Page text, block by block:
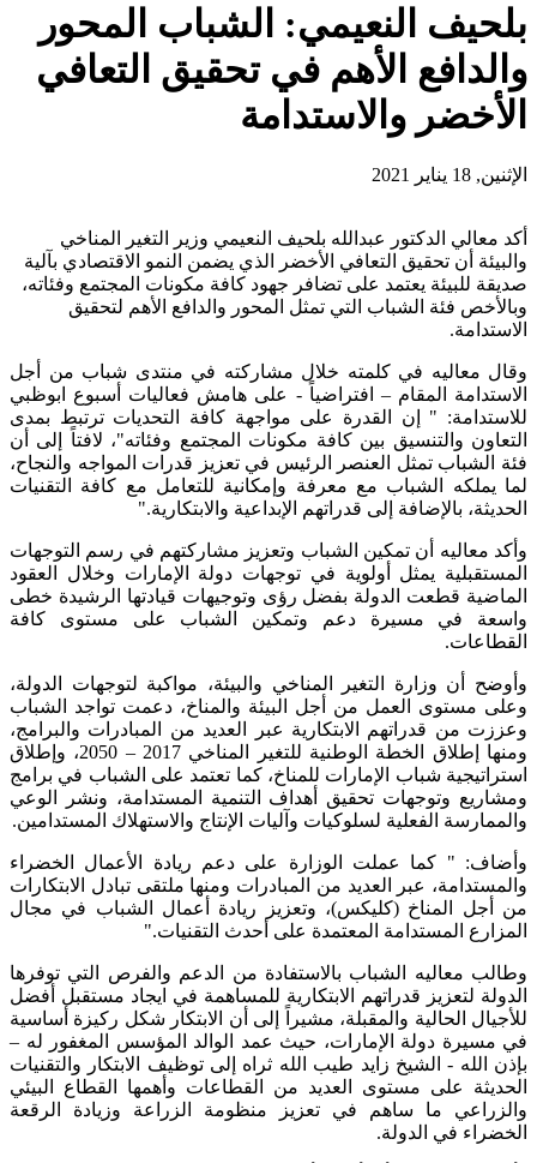
بلحيف النعيمي: الشباب المحور
والدافع الأهم في تحقيق التعافي
الأخضر والاستدامة
الإثنين, 18 يناير 2021
أكد معالي الدكتور عبدالله بلحيف النعيمي وزير التغير المناخي
والبيئة أن تحقيق التعافي الأخضر الذي يضمن النمو الاقتصادي بآلية
صديقة للبيئة يعتمد على تضافر جهود كافة مكونات المجتمع وفئاته،
وبالأخص فئة الشباب التي تمثل المحور والدافع الأهم لتحقيق
الاستدامة.
وقال معاليه في كلمته خلال مشاركته في منتدى شباب من أجل
الاستدامة المقام – افتراضياً - على هامش فعاليات أسبوع ابوظبي
للاستدامة: " إن القدرة على مواجهة كافة التحديات ترتبط بمدى
التعاون والتنسيق بين كافة مكونات المجتمع وفئاته"، لافتاً إلى أن
فئة الشباب تمثل العنصر الرئيس في تعزيز قدرات المواجه والنجاح،
لما يملكه الشباب مع معرفة وإمكانية للتعامل مع كافة التقنيات
الحديثة، بالإضافة إلى قدراتهم الإبداعية والابتكارية."
وأكد معاليه أن تمكين الشباب وتعزيز مشاركتهم في رسم التوجهات
المستقبلية يمثل أولوية في توجهات دولة الإمارات وخلال العقود
الماضية قطعت الدولة بفضل رؤى وتوجيهات قيادتها الرشيدة خطى
واسعة في مسيرة دعم وتمكين الشباب على مستوى كافة
القطاعات.
وأوضح أن وزارة التغير المناخي والبيئة، مواكبة لتوجهات الدولة،
وعلى مستوى العمل من أجل البيئة والمناخ، دعمت تواجد الشباب
وعززت من قدراتهم الابتكارية عبر العديد من المبادرات والبرامج،
ومنها إطلاق الخطة الوطنية للتغير المناخي 2017 – 2050، وإطلاق
استراتيجية شباب الإمارات للمناخ، كما تعتمد على الشباب في برامج
ومشاريع وتوجهات تحقيق أهداف التنمية المستدامة، ونشر الوعي
والممارسة الفعلية لسلوكيات وآليات الإنتاج والاستهلاك المستدامين.
وأضاف: " كما عملت الوزارة على دعم ريادة الأعمال الخضراء
والمستدامة، عبر العديد من المبادرات ومنها ملتقى تبادل الابتكارات
من أجل المناخ (كليكس)، وتعزيز ريادة أعمال الشباب في مجال
المزارع المستدامة المعتمدة على أحدث التقنيات."
وطالب معاليه الشباب بالاستفادة من الدعم والفرص التي توفرها
الدولة لتعزيز قدراتهم الابتكارية للمساهمة في ايجاد مستقبل أفضل
للأجيال الحالية والمقبلة، مشيراً إلى أن الابتكار شكل ركيزة أساسية
في مسيرة دولة الإمارات، حيث عمد الوالد المؤسس المغفور له –
بإذن الله - الشيخ زايد طيب الله ثراه إلى توظيف الابتكار والتقنيات
الحديثة على مستوى العديد من القطاعات وأهمها القطاع البيئي
والزراعي ما ساهم في تعزيز منظومة الزراعة وزيادة الرقعة
الخضراء في الدولة.